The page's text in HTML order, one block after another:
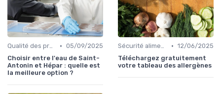
Qualité des produits • 05/09/2025
Choisir entre l'eau de Saint-
Antonin et Hépar : quelle est
la meilleure option ?
Sécurité alimentaire • 12/06/2025
Téléchargez gratuitement
votre tableau des allergènes